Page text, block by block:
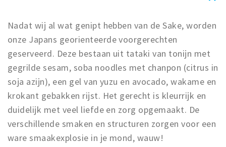
Nadat wij al wat genipt hebben van de Sake, worden
onze Japans georienteerde voorgerechten
geserveerd. Deze bestaan uit tataki van tonijn met
gegrilde sesam, soba noodles met chanpon (citrus in
soja azijn), een gel van yuzu en avocado, wakame en
krokant gebakken rijst. Het gerecht is kleurrijk en
duidelijk met veel liefde en zorg opgemaakt. De
verschillende smaken en structuren zorgen voor een
ware smaakexplosie in je mond, wauw!